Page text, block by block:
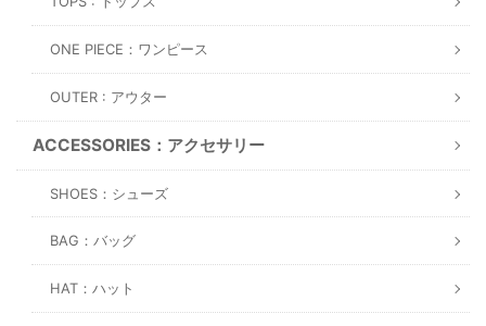
ONE PIECE：ワンピース
OUTER : アウター
ACCESSORIES：アクセサリー
SHOES：シューズ
BAG：バッグ
HAT：ハット